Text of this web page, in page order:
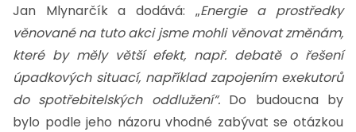
Jan Mlynarčík a dodává: „Energie a prostředky
věnované na tuto akci jsme mohli věnovat změnám,
které by měly větší efekt, např. debatě o řešení
úpadkových situací, například zapojením exekutorů
do spotřebitelských oddlužení“. Do budoucna by
bylo podle jeho názoru vhodné zabývat se otázkou